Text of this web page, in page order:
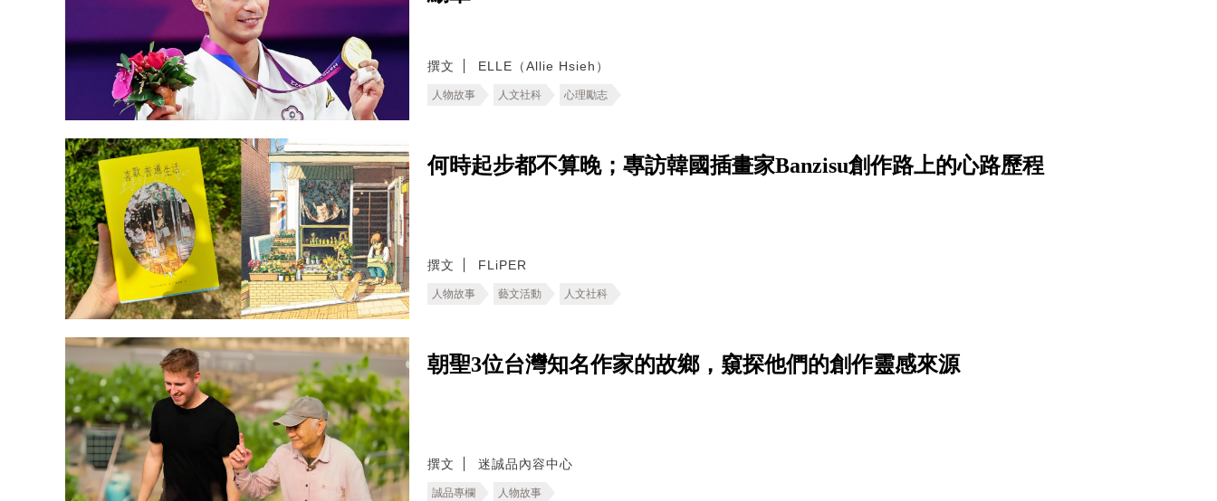
撰文 ELLE（Allie Hsieh）
人物故事 人文社科 心理勵志
何時起步都不算晚；專訪韓國插畫家Banzisu創作路上的心路歷程
撰文 FLiPER
人物故事 藝文活動 人文社科
朝聖3位台灣知名作家的故鄉，窺探他們的創作靈感來源
撰文 迷誠品內容中心
誠品專欄 人物故事